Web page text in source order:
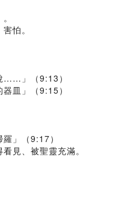
怕。
……」（9:13）
皿」（9:15）
」（9:17）
見、被聖靈充滿。